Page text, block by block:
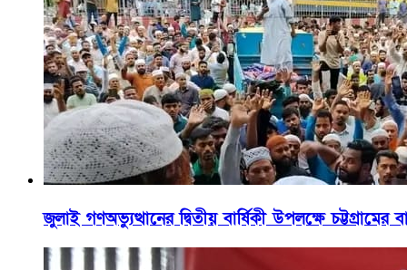
জুলাই গণঅভ্যুত্থানের দ্বিতীয় বার্ষিকী উপলক্ষে